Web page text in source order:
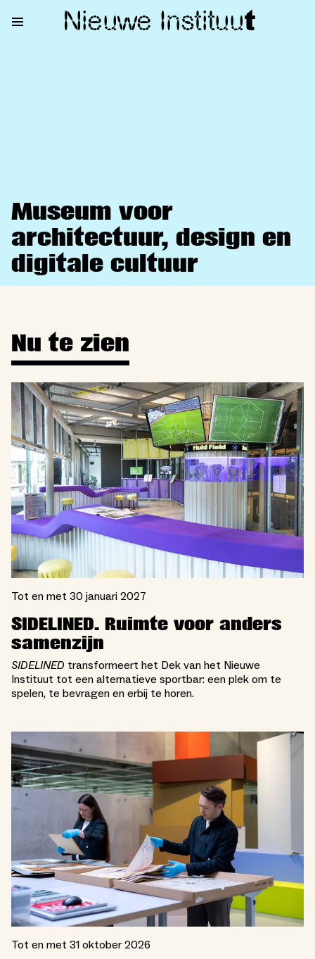
Nieuwe Instituut
Museum voor
architectuur, design en
digitale cultuur
Nu te zien
Tot en met 30 januari 2027
SIDELINED. Ruimte voor anders
samenzijn
SIDELINED transformeert het Dek van het Nieuwe
Instituut tot een alternatieve sportbar: een plek om te
spelen, te bevragen en erbij te horen.
Tot en met 31 oktober 2026